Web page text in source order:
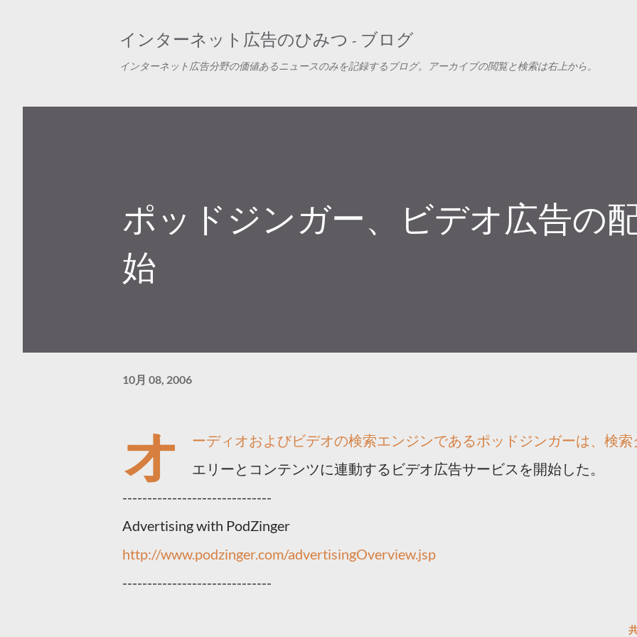
インターネット広告のひみつ - ブログ
インターネット広告分野の価値あるニュースのみを記録するブログ。アーカイブの閲覧と検索は右上から。
ポッドジンガー、ビデオ広告の
始
10月 08, 2006
オ
ーディオおよびビデオの検索エンジンであるポッドジンガーは、検索
エリーとコンテンツに連動するビデオ広告サービスを開始した。
------------------------------
Advertising with PodZinger
http://www.podzinger.com/advertisingOverview.jsp
------------------------------